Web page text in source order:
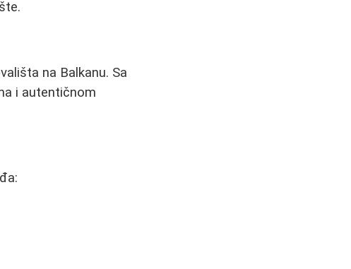
na Balkanu. Sa
i autentičnom